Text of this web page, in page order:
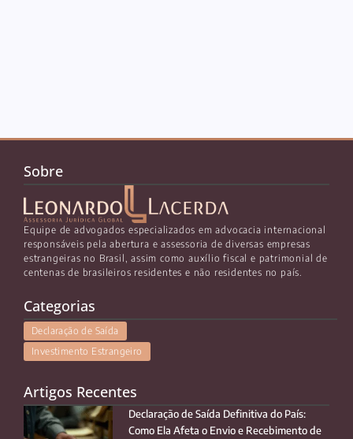
Sobre
Equipe de advogados especializados em advocacia internacional
responsáveis pela abertura e assessoria de diversas empresas
estrangeiras no Brasil, assim como auxílio fiscal e patrimonial de
centenas de brasileiros residentes e não residentes no país.
Categorias
Declaração de Saída
Investimento Estrangeiro
Artigos Recentes
Declaração de Saída Definitiva do País:
Como Ela Afeta o Envio e Recebimento de